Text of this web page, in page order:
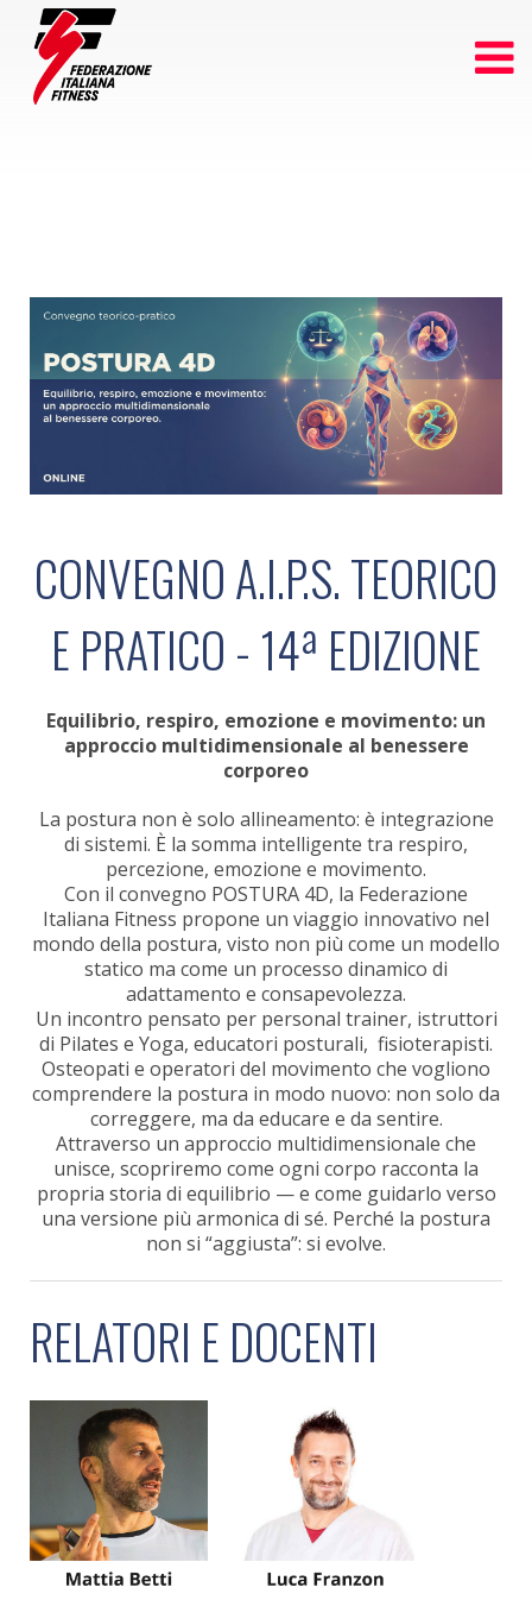
CONVEGNO A.I.P.S. TEORICO
E PRATICO - 14ª EDIZIONE
Equilibrio, respiro, emozione e movimento: un
approccio multidimensionale al benessere
corporeo
La postura non è solo allineamento: è integrazione
di sistemi. È la somma intelligente tra respiro,
percezione, emozione e movimento.
Con il convegno POSTURA 4D, la Federazione
Italiana Fitness propone un viaggio innovativo nel
mondo della postura, visto non più come un modello
statico ma come un processo dinamico di
adattamento e consapevolezza.
Un incontro pensato per personal trainer, istruttori
di Pilates e Yoga, educatori posturali, fisioterapisti.
Osteopati e operatori del movimento che vogliono
comprendere la postura in modo nuovo: non solo da
correggere, ma da educare e da sentire.
Attraverso un approccio multidimensionale che
unisce, scopriremo come ogni corpo racconta la
propria storia di equilibrio — e come guidarlo verso
una versione più armonica di sé. Perché la postura
non si “aggiusta”: si evolve.
RELATORI E DOCENTI